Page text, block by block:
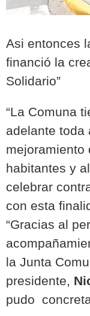
Asi entonces
financió la
Solidario”
“La Comuna
adelante toda
mejoramiento
habitantes y
celebrar
con esta
“Gracias al
la Junta
presidente,
pudo